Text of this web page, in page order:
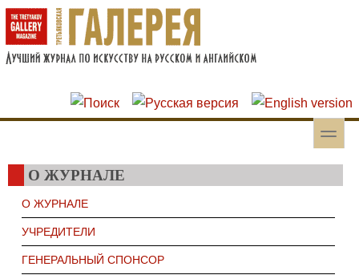
Перейти к основному содержанию
Skip to search
toggle
О ЖУРНАЛЕ
О ЖУРНАЛЕ
УЧРЕДИТЕЛИ
ГЕНЕРАЛЬНЫЙ СПОНСОР